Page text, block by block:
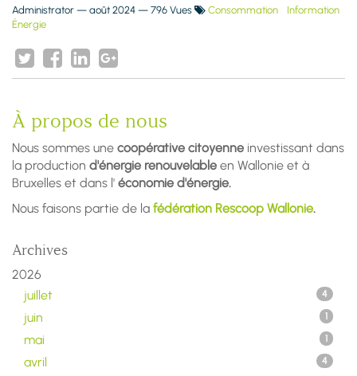
Administrator — août 2024 — 796 Vues Consommation
Information
Énergie
À propos de nous
Nous sommes une coopérative citoyenne investissant dans
la production d'énergie renouvelable en Wallonie et à
Bruxelles et dans l' économie d'énergie.
Nous faisons partie de la fédération Rescoop Wallonie.
Archives
2026
juillet
4
juin 1
mai 1
avril 4